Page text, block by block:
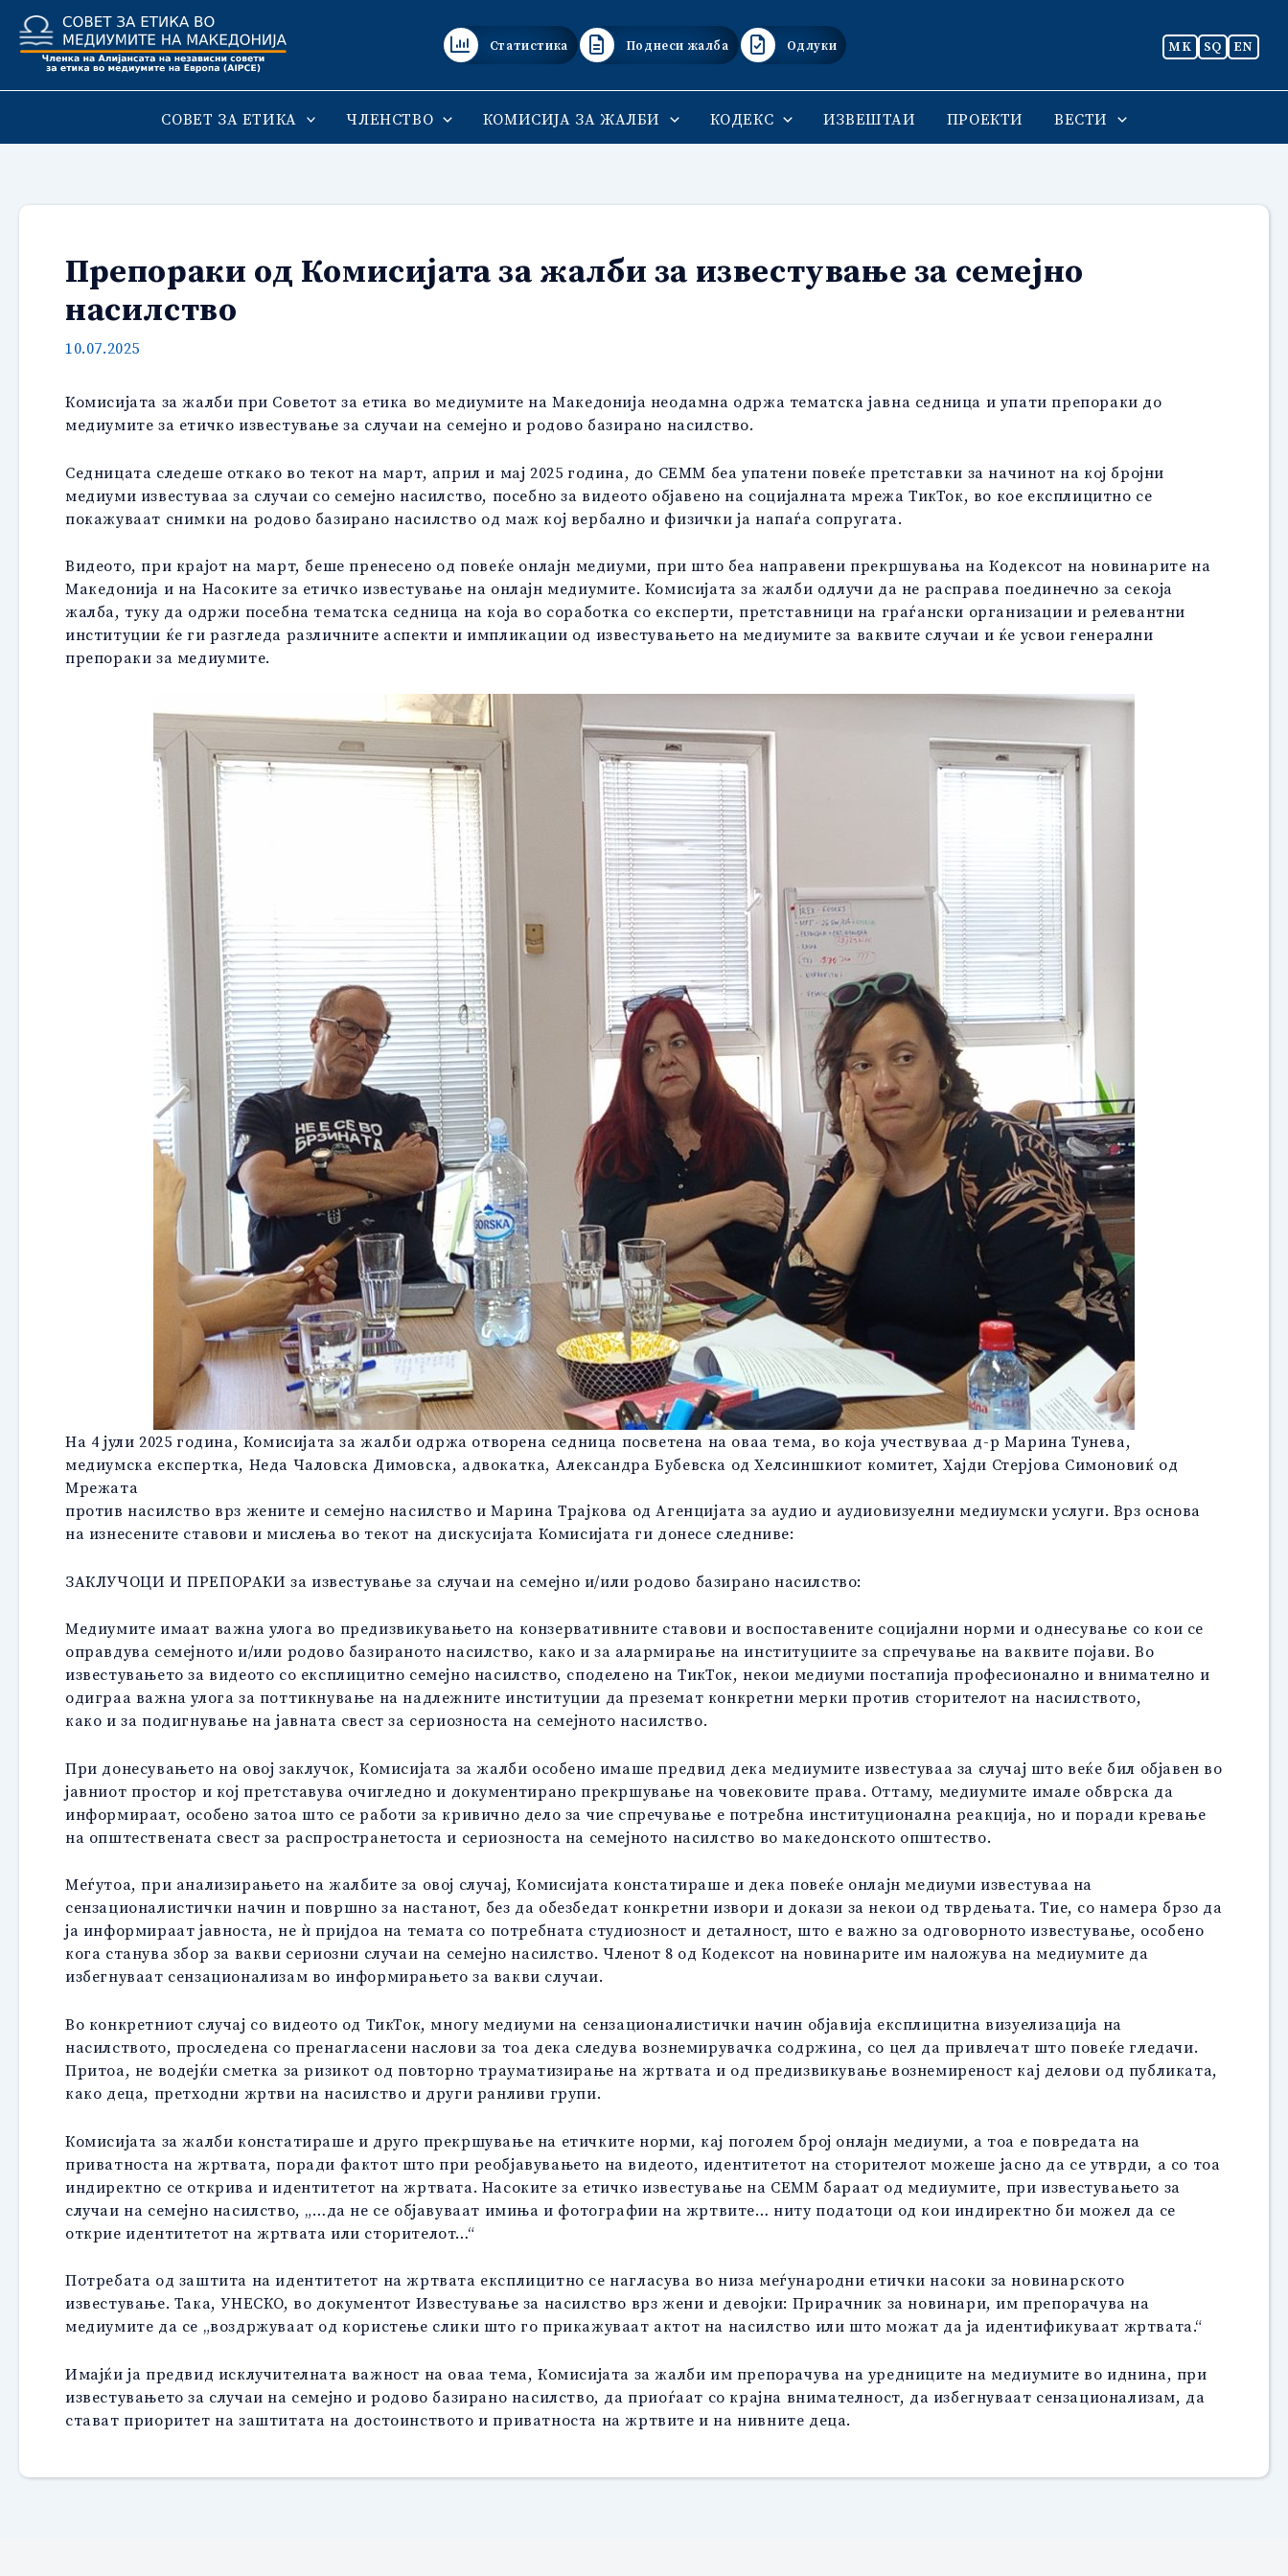
Skip
content
Статистика Поднеси жалба Одлуки MK SQ EN
СОВЕТ ЗА ЕТИКА ЧЛЕНСТВО КОМИСИЈА ЗА ЖАЛБИ КОДЕКС ИЗВЕШТАИ ПРОЕКТИ ВЕСТИ
Препораки од Комисијата за жалби за известување за семејно
насилство
10.07.2025
Комисијата за жалби при Советот за етика во медиумите на Македонија неодамна одржа тематска јавна седница и упати препораки до
медиумите за етичко известување за случаи на семејно и родово базирано насилство.
Седницата следеше откако во текот на март, април и мај 2025 година, до СЕММ беа упатени повеќе претставки за начинот на кој бројни
медиуми известуваа за случаи со семејно насилство, посебно за видеото објавено на социјалната мрежа ТикТок, во кое експлицитно се
покажуваат снимки на родово базирано насилство од маж кој вербално и физички ја напаѓа сопругата.
Видеото, при крајот на март, беше пренесено од повеќе онлајн медиуми, при што беа направени прекршувања на Кодексот на новинарите на
Македонија и на Насоките за етичко известување на онлајн медиумите. Комисијата за жалби одлучи да не расправа поединечно за секоја
жалба, туку да одржи посебна тематска седница на која во соработка со експерти, претставници на граѓански организации и релевантни
институции ќе ги разгледа различните аспекти и импликации од известувањето на медиумите за ваквите случаи и ќе усвои генерални
препораки за медиумите.
На 4 јули 2025 година, Комисијата за жалби одржа отворена седница посветена на оваа тема, во која учествуваа д-р Марина Тунева,
медиумска експертка, Неда Чаловска Димовска, адвокатка, Александра Бубевска од Хелсиншкиот комитет, Хајди Стерјова Симоновиќ од
Мрежата
против насилство врз жените и семејно насилство и Марина Трајкова од Агенцијата за аудио и аудиовизуелни медиумски услуги. Врз основа
на изнесените ставови и мислења во текот на дискусијата Комисијата ги донесе следниве:
ЗАКЛУЧОЦИ И ПРЕПОРАКИ за известување за случаи на семејно и/или родово базирано насилство:
Медиумите имаат важна улога во предизвикувањето на конзервативните ставови и воспоставените социјални норми и однесување со кои се
оправдува семејното и/или родово базираното насилство, како и за алармирање на институциите за спречување на ваквите појави. Во
известувањето за видеото со експлицитно семејно насилство, споделено на ТикТок, некои медиуми постапија професионално и внимателно и
одиграа важна улога за поттикнување на надлежните институции да преземат конкретни мерки против сторителот на насилството,
како и за подигнување на јавната свест за сериозноста на семејното насилство.
При донесувањето на овој заклучок, Комисијата за жалби особено имаше предвид дека медиумите известуваа за случај што веќе бил објавен во
јавниот простор и кој претставува очигледно и документирано прекршување на човековите права. Оттаму, медиумите имале обврска да
информираат, особено затоа што се работи за кривично дело за чие спречување е потребна институционална реакција, но и поради кревање
на општествената свест за распространетоста и сериозноста на семејното насилство во македонското општество.
Меѓутоа, при анализирањето на жалбите за овој случај, Комисијата констатираше и дека повеќе онлајн медиуми известуваа на
сензационалистички начин и површно за настанот, без да обезбедат конкретни извори и докази за некои од тврдењата. Тие, со намера брзо да
ја информираат јавноста, не ѝ пријдоа на темата со потребната студиозност и деталност, што е важно за одговорното известување, особено
кога станува збор за вакви сериозни случаи на семејно насилство. Членот 8 од Кодексот на новинарите им наложува на медиумите да
избегнуваат сензационализам во информирањето за вакви случаи.
Во конкретниот случај со видеото од ТикТок, многу медиуми на сензационалистички начин објавија експлицитна визуелизација на
насилството, проследена со пренагласени наслови за тоа дека следува вознемирувачка содржина, со цел да привлечат што повеќе гледачи.
Притоа, не водејќи сметка за ризикот од повторно трауматизирање на жртвата и од предизвикување вознемиреност кај делови од публиката,
како деца, претходни жртви на насилство и други ранливи групи.
Комисијата за жалби констатираше и друго прекршување на етичките норми, кај поголем број онлајн медиуми, а тоа е повредата на
приватноста на жртвата, поради фактот што при реобјавувањето на видеото, идентитетот на сторителот можеше јасно да се утврди, а со тоа
индиректно се открива и идентитетот на жртвата. Насоките за етичко известување на СЕММ бараат од медиумите, при известувањето за
случаи на семејно насилство, „…да не се објавуваат имиња и фотографии на жртвите… ниту податоци од кои индиректно би можел да се
открие идентитетот на жртвата или сторителот…“
Потребата од заштита на идентитетот на жртвата експлицитно се нагласува во низа меѓународни етички насоки за новинарското
известување. Така, УНЕСКО, во документот Известување за насилство врз жени и девојки: Прирачник за новинари, им препорачува на
медиумите да се „воздржуваат од користење слики што го прикажуваат актот на насилство или што можат да ја идентификуваат жртвата.“
Имајќи ја предвид исклучителната важност на оваа тема, Комисијата за жалби им препорачува на уредниците на медиумите во иднина, при
известувањето за случаи на семејно и родово базирано насилство, да приоѓаат со крајна внимателност, да избегнуваат сензационализам, да
стават приоритет на заштитата на достоинството и приватноста на жртвите и на нивните деца.